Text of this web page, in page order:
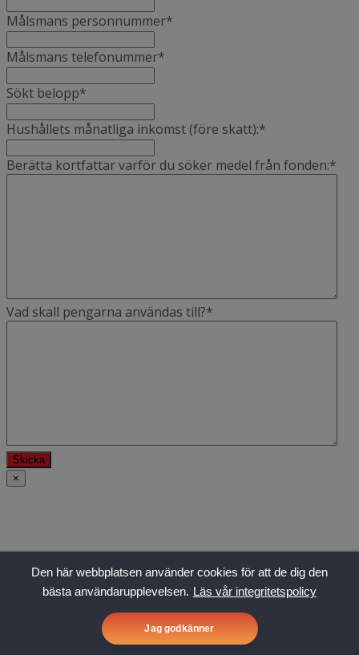
Den här webbplatsen använder cookies för att de dig den
bästa användarupplevelsen. Läs vår integritetspolicy
Jag godkänner
Målsmans personnummer*
Målsmans telefonummer*
Sökt belopp*
Hushållets månatliga inkomst (före skatt):*
Berätta kortfattar varför du söker medel från fonden:*
Vad skall pengarna användas till?*
×